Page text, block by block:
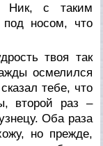
Ник, с таким
под носом, что
твоя так
осмелился
тебе, что
второй раз –
Оба раза
но прежде,